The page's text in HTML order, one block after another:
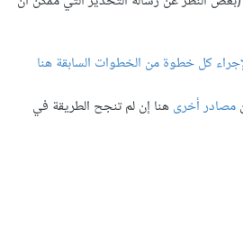
مصادر أخرىهنا إن لم تنجح الطريقة في